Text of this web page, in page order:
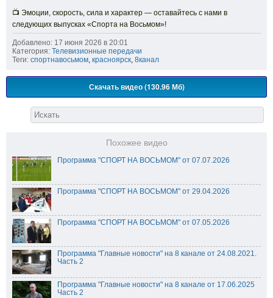
📺 Эмоции, скорость, сила и характер — оставайтесь с нами в
следующих выпусках «Спорта на Восьмом»!
Добавлено: 17 июня 2026 в 20:01
Категория: Телевизионные передачи
Теги: спортнавосьмом, красноярск, 8канал
Скачать видео (130.96 Мб)
Похожее видео
Программа "СПОРТ НА ВОСЬМОМ" от 07.07.2026
Программа "СПОРТ НА ВОСЬМОМ" от 29.04.2026
Программа "СПОРТ НА ВОСЬМОМ" от 07.05.2026
Программа "Главные новости" на 8 канале от 24.08.2021.
Часть 2
Программа "Главные новости" на 8 канале от 17.06.2025
Часть 2